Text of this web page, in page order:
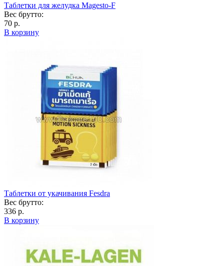
Таблетки для желудка Magesto-F
Вес брутто:
70 р.
В корзину
Таблетки от укачивания Fesdra
Вес брутто:
336 р.
В корзину